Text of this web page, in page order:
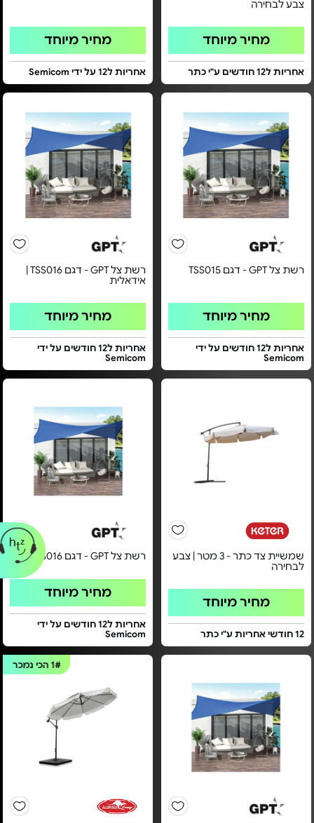
צבע לבחירה
מחיר מיוחד
אחריות ל12 חודשים ע"י כתר
מחיר מיוחד
אחריות ל12 על ידי Semicom
רשת צל GPT - דגם TSS015
מחיר מיוחד
אחריות ל12 חודשים על ידי
Semicom
רשת צל GPT - דגם TSS016 |
אידאלית
מחיר מיוחד
אחריות ל12 חודשים על ידי
Semicom
שמשיית צד כתר - 3 מטר | צבע
לבחירה
מחיר מיוחד
12 חודשי אחריות ע"י כתר
רשת צל GPT - דגם TSS016
מחיר מיוחד
אחריות ל12 חודשים על ידי
Semicom
1#הכי נמכר